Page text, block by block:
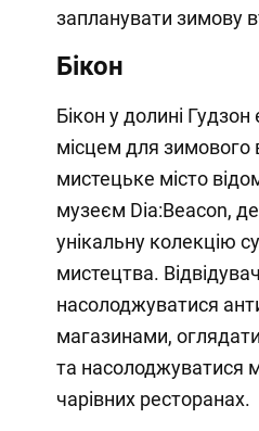
запланувати зимову
Бікон
Бікон у долині
місцем для зимового
мистецьке місто
музеєм Dia:Beacon,
унікальну колекцію
мистецтва.
насолоджуватися
магазинами, оглядати
та насолоджуватися
чарівних ресторанах.